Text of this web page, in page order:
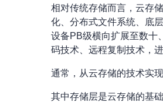
相对传统存储而言，云存
化、分布式文件系统、底
设备PB级横向扩展至数十
码技术、远程复制技术，
通常，从云存储的技术实
其中存储层是云存储的基